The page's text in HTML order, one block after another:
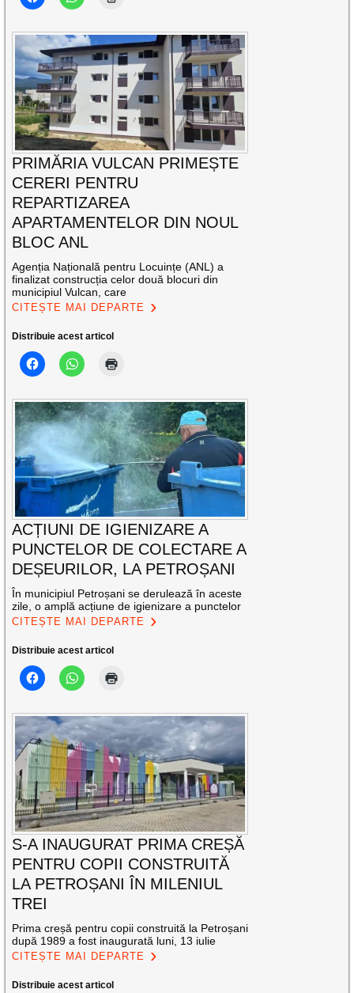
PRIMĂRIA VULCAN PRIMEȘTE
CERERI PENTRU
REPARTIZAREA
APARTAMENTELOR DIN NOUL
BLOC ANL
Agenția Națională pentru Locuințe (ANL) a
finalizat construcția celor două blocuri din
municipiul Vulcan, care
CITEȘTE MAI DEPARTE
Distribuie acest articol
ACȚIUNI DE IGIENIZARE A
PUNCTELOR DE COLECTARE A
DEȘEURILOR, LA PETROȘANI
În municipiul Petroșani se derulează în aceste
zile, o amplă acțiune de igienizare a punctelor
CITEȘTE MAI DEPARTE
Distribuie acest articol
S-A INAUGURAT PRIMA CREȘĂ
PENTRU COPII CONSTRUITĂ
LA PETROȘANI ÎN MILENIUL
TREI
Prima creșă pentru copii construită la Petroșani
după 1989 a fost inaugurată luni, 13 iulie
CITEȘTE MAI DEPARTE
Distribuie acest articol